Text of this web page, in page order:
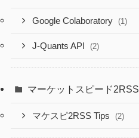
Google Colaboratory (1)
J-Quants API (2)
マーケットスピード2RSS
マケスピ2RSS Tips (2)